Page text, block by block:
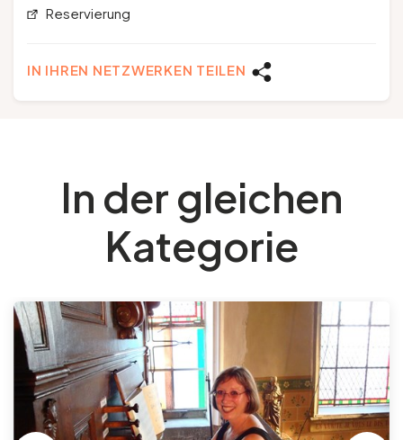
Reservierung
IN IHREN NETZWERKEN TEILEN
In der gleichen
Kategorie